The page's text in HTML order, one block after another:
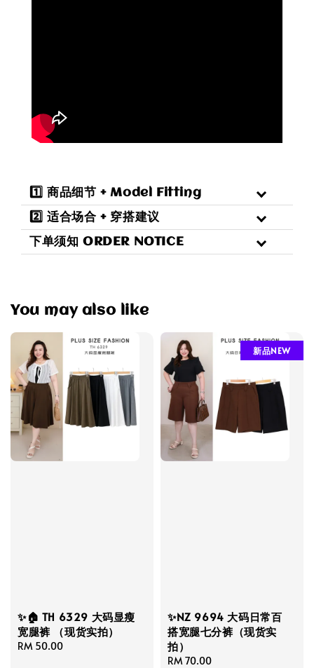
1️⃣ 商品细节 + Model Fitting
2️⃣ 适合场合 + 穿搭建议
下单须知 ORDER NOTICE
You may also like
✨🏠 TH 6329 大码显瘦
宽腿裤 （现货实拍）
Regular
RM 50.00
新品NEW
✨NZ 9694 大码日常百
搭宽腿七分裤（现货实
拍）
Regular
RM 70.00